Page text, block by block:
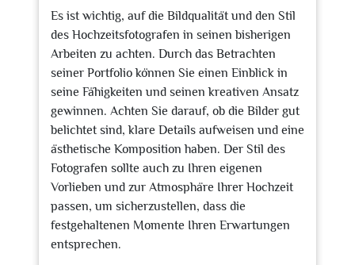
Es ist wichtig, auf die Bildqualität und den Stil
des Hochzeitsfotografen in seinen bisherigen
Arbeiten zu achten. Durch das Betrachten
seiner Portfolio können Sie einen Einblick in
seine Fähigkeiten und seinen kreativen Ansatz
gewinnen. Achten Sie darauf, ob die Bilder gut
belichtet sind, klare Details aufweisen und eine
ästhetische Komposition haben. Der Stil des
Fotografen sollte auch zu Ihren eigenen
Vorlieben und zur Atmosphäre Ihrer Hochzeit
passen, um sicherzustellen, dass die
festgehaltenen Momente Ihren Erwartungen
entsprechen.